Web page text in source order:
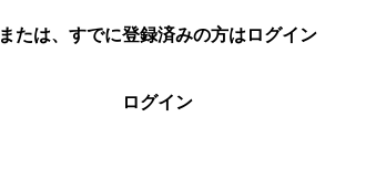
または、すでに登録済みの方はログイン
ログイン